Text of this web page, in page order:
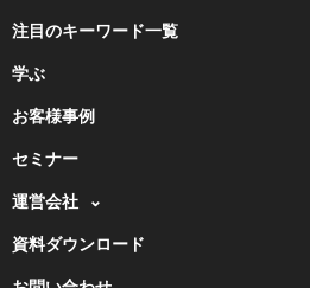
注目のキーワード一覧
学ぶ
お客様事例
セミナー
運営会社
資料ダウンロード